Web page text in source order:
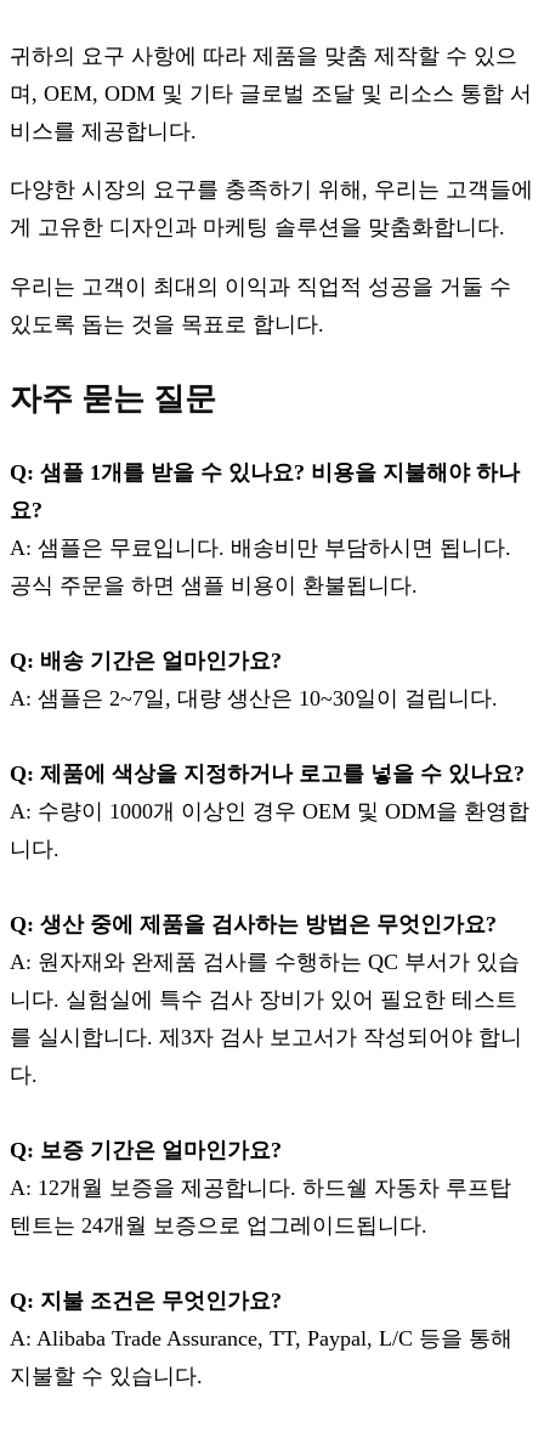
귀하의 요구 사항에 따라 제품을 맞춤 제작할 수 있으
며, OEM, ODM 및 기타 글로벌 조달 및 리소스 통합 서
비스를 제공합니다.
다양한 시장의 요구를 충족하기 위해, 우리는 고객들에
게 고유한 디자인과 마케팅 솔루션을 맞춤화합니다.
우리는 고객이 최대의 이익과 직업적 성공을 거둘 수
있도록 돕는 것을 목표로 합니다.
자주 묻는 질문
Q: 샘플 1개를 받을 수 있나요? 비용을 지불해야 하나
요?
A: 샘플은 무료입니다. 배송비만 부담하시면 됩니다.
공식 주문을 하면 샘플 비용이 환불됩니다.
Q: 배송 기간은 얼마인가요?
A: 샘플은 2~7일, 대량 생산은 10~30일이 걸립니다.
Q: 제품에 색상을 지정하거나 로고를 넣을 수 있나요?
A: 수량이 1000개 이상인 경우 OEM 및 ODM을 환영합
니다.
Q: 생산 중에 제품을 검사하는 방법은 무엇인가요?
A: 원자재와 완제품 검사를 수행하는 QC 부서가 있습
니다. 실험실에 특수 검사 장비가 있어 필요한 테스트
를 실시합니다. 제3자 검사 보고서가 작성되어야 합니
다.
Q: 보증 기간은 얼마인가요?
A: 12개월 보증을 제공합니다. 하드쉘 자동차 루프탑
텐트는 24개월 보증으로 업그레이드됩니다.
Q: 지불 조건은 무엇인가요?
A: Alibaba Trade Assurance, TT, Paypal, L/C 등을 통해
지불할 수 있습니다.